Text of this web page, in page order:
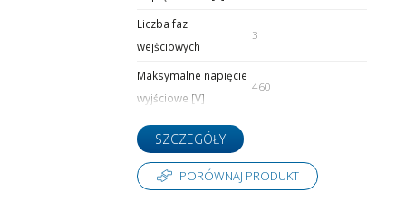
Liczba faz
wejściowych
3
Maksymalne napięcie
wyjściowe [V]
460
SZCZEGÓŁY
PORÓWNAJ PRODUKT